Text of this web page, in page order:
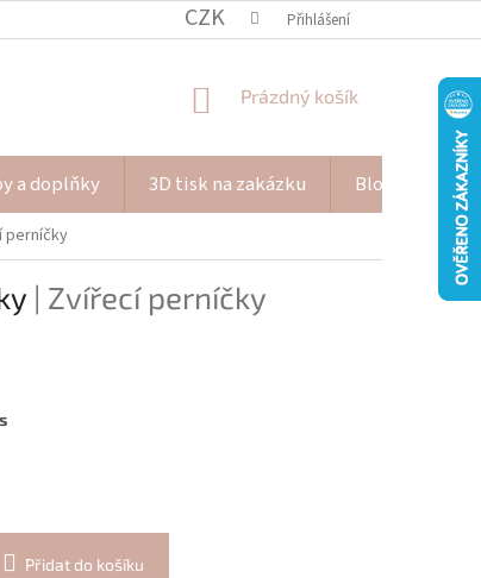
CZK Přihlášení
NÁKUPNÍ
Prázdný košík
a doplňky 3D tisk na zakázku Blog Pana
perníčky
| Zvířecí perníčky
Přidat do košíku